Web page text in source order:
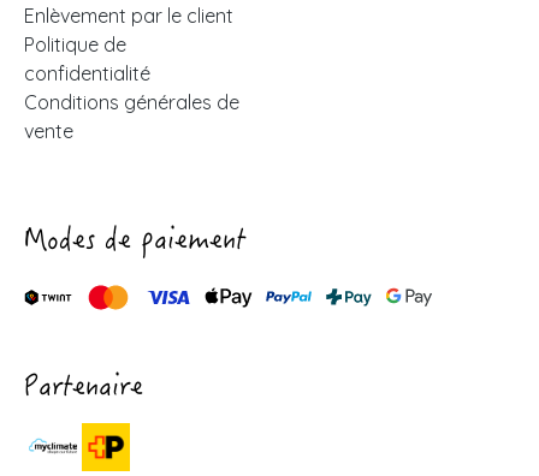
Enlèvement par le client
Politique de
confidentialité
Conditions générales de
vente
Modes de paiement
Partenaire